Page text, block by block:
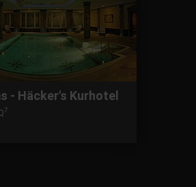
- Häcker's Kurhotel
7